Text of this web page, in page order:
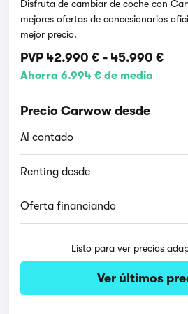
Disfruta de cambiar de coche con
mejores ofertas de concesionarios
mejor precio.
PVP 42.990 € - 45.990 €
Ahorra 6.994 € de media
Precio Carwow desde
Al contado
Renting desde
Oferta financiando
Listo para ver precios
Ver últimos